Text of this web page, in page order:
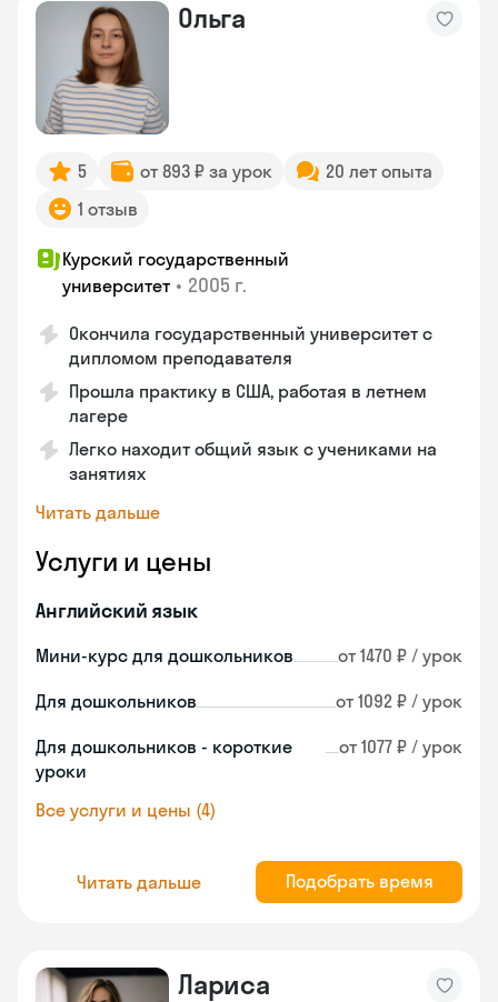
Ольга
5 от 893 ₽ за урок
20 лет опыта
1 отзыв
Курский государственный
университет • 2005 г.
Окончила государственный университет с
дипломом преподавателя
Прошла практику в США, работая в летнем
лагере
Легко находит общий язык с учениками на
занятиях
Читать дальше
Услуги и цены
Английский язык
Мини-курс для дошкольников от 1470 ₽ / урок
Для дошкольников от 1092 ₽ / урок
Для дошкольников - короткие
уроки
от 1077 ₽ / урок
Все услуги и цены (4)
Читать дальше Подобрать время
Лариса